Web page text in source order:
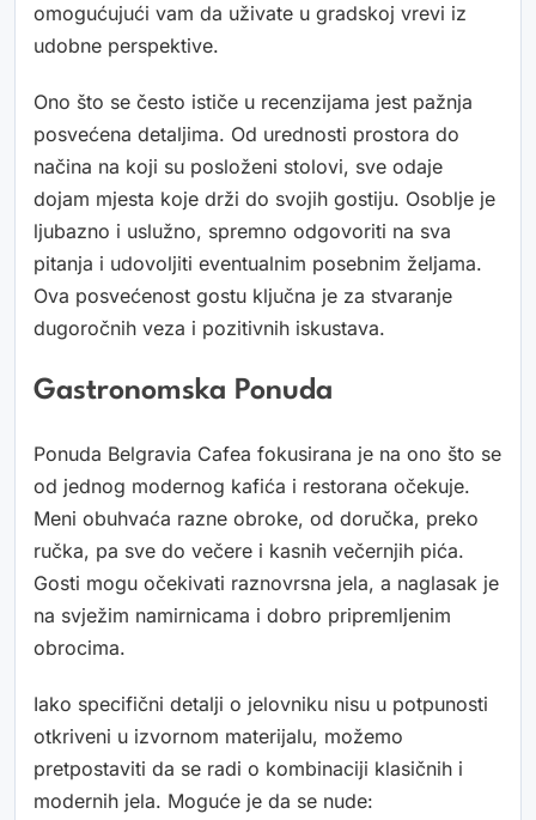
omogućujući vam da uživate u gradskoj vrevi iz
udobne perspektive.
Ono što se često ističe u recenzijama jest pažnja
posvećena detaljima. Od urednosti prostora do
načina na koji su posloženi stolovi, sve odaje
dojam mjesta koje drži do svojih gostiju. Osoblje je
ljubazno i uslužno, spremno odgovoriti na sva
pitanja i udovoljiti eventualnim posebnim željama.
Ova posvećenost gostu ključna je za stvaranje
dugoročnih veza i pozitivnih iskustava.
Gastronomska Ponuda
Ponuda Belgravia Cafea fokusirana je na ono što se
od jednog modernog kafića i restorana očekuje.
Meni obuhvaća razne obroke, od doručka, preko
ručka, pa sve do večere i kasnih večernjih pića.
Gosti mogu očekivati raznovrsna jela, a naglasak je
na svježim namirnicama i dobro pripremljenim
obrocima.
Iako specifični detalji o jelovniku nisu u potpunosti
otkriveni u izvornom materijalu, možemo
pretpostaviti da se radi o kombinaciji klasičnih i
modernih jela. Moguće je da se nude: